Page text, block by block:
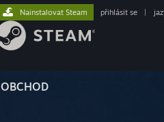
OBCHOD
Nainstalovat Steam přihlásit se